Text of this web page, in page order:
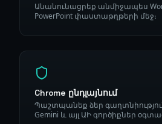
Անանունացրեք անմիջապես
PowerPoint փաստաթղթերի մեջ։
Chrome ընդլայնում
Պաշտպանեք ձեր
Gemini և այլ ԱԻ գործիքներ